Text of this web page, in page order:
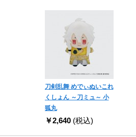
刀剣乱舞 めでぃぬいこれ
くしょん ～刀ミュ～ 小
狐丸
￥2,640 (税込)